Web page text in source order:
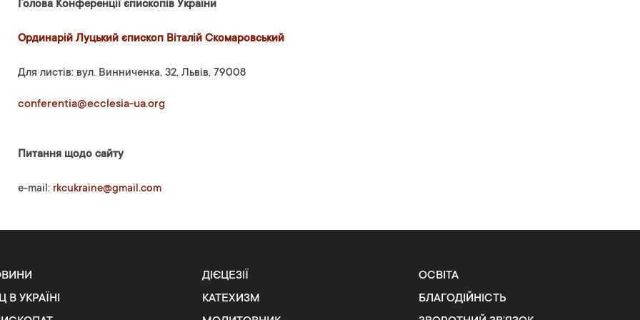
Голова Конференції єпископів України
Ординарій Луцький єпископ Віталій Скомаровський
Для листів: вул. Винниченка, 32, Львів, 79008
conferentia@ecclesia-ua.org
Питання щодо сайту
e-mail: rkcukraine@gmail.com
В УКРАЇНІ
ДІЄЦЕЗІЇ
КАТЕХИЗМ
ОСВІТА
БЛАГОДІЙНІСТЬ